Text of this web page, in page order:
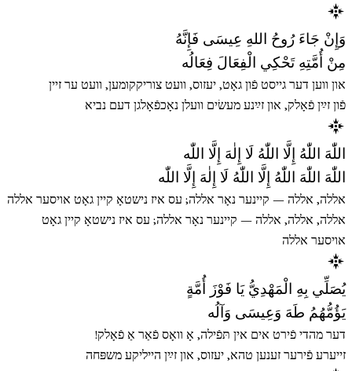
وَإِنْ جَاءَ رُوحُ اللهِ عِيسَى فَإِنَّهُ
مِنْ أُمَّتِهِ تَحْكِي الْفِعَالَ فِعَالُه
און ווען דער גייסט פֿון גאָט, יעזוס, וועט צוריקקומען, וועט ער זיין
פֿון זײַן פֿאָלק, און זײַנע מעשׂים וועלן נאָכפֿאָלגן דעם נביא
اللّٰهَ اللّٰهُ إِلَّا اللّٰهُ لَا إِلٰهَ إِلَّا اللّٰه
اللّٰهَ اللّٰهَ اللّٰهُ إِلَّا اللّٰهُ لَا إِلٰهَ إِلَّا اللّٰه
אללה, אללה — קיינער נאָר אללה; עס איז נישטאָ קיין גאָט אויסער אללה
אללה, אללה, אללה — קיינער נאָר אללה; עס איז נישטאָ קיין גאָט
אויסער אללה
يُصَلِّي بِهِ الْمَهْدِيُّ يَا فَوْزَ أُمَّةٍ
يَؤُمُّهُمُ طَهَ وَعِيسَى وَآلُه
דער מהדי פֿירט אים אין תּפֿילה, אָ וואָס פֿאַר אַ פֿאָלק!
זייערע פֿירער זענען טהא, יעזוס, און זײַן הייליקע משפּחה